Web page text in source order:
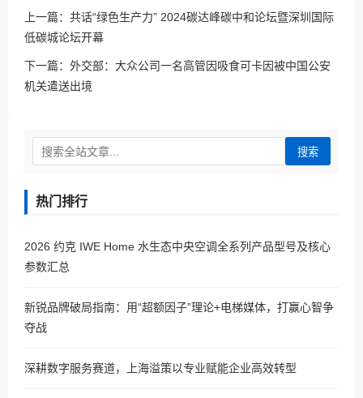
上一篇： 共话“绿色生产力” 2024碳达峰碳中和论坛暨深圳国际
低碳城论坛开幕
下一篇： 外交部：大众公司一名高管因吸食可卡因被中国公安
机关遣送出境
搜索
热门排行
2026 约克 IWE Home 水生态中央空调全系列产品型号及核心
参数汇总
新锐品牌破局指南：用“超额因子”理论+电梯媒体，打赢心智争
夺战
深耕数字服务赛道，上海溢策以专业赋能企业高效转型